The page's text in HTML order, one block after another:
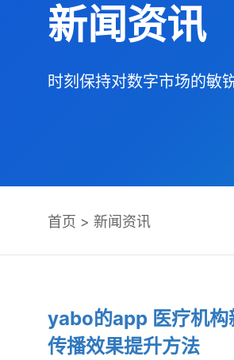
新闻资讯
时刻保持对数字市场的敏
首页 > 新闻资讯
yabo的app 医疗机构
传播效果提升方法